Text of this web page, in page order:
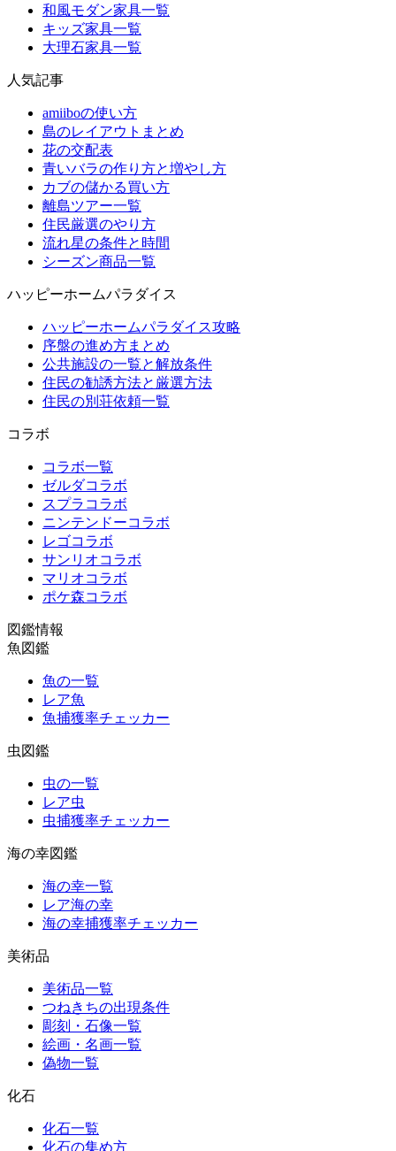
和風モダン家具一覧
キッズ家具一覧
大理石家具一覧
人気記事
amiiboの使い方
島のレイアウトまとめ
花の交配表
青いバラの作り方と増やし方
カブの儲かる買い方
離島ツアー一覧
住民厳選のやり方
流れ星の条件と時間
シーズン商品一覧
ハッピーホームパラダイス
ハッピーホームパラダイス攻略
序盤の進め方まとめ
公共施設の一覧と解放条件
住民の勧誘方法と厳選方法
住民の別荘依頼一覧
コラボ
コラボ一覧
ゼルダコラボ
スプラコラボ
ニンテンドーコラボ
レゴコラボ
サンリオコラボ
マリオコラボ
ポケ森コラボ
図鑑情報
魚図鑑
魚の一覧
レア魚
魚捕獲率チェッカー
虫図鑑
虫の一覧
レア虫
虫捕獲率チェッカー
海の幸図鑑
海の幸一覧
レア海の幸
海の幸捕獲率チェッカー
美術品
美術品一覧
つねきちの出現条件
彫刻・石像一覧
絵画・名画一覧
偽物一覧
化石
化石一覧
化石の集め方